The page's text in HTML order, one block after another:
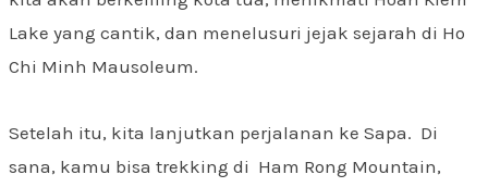
Lake yang cantik, dan menelusuri jejak sejarah di Ho
Chi Minh Mausoleum.
Setelah itu, kita lanjutkan perjalanan ke Sapa. Di
sana, kamu bisa trekking di Ham Rong Mountain,